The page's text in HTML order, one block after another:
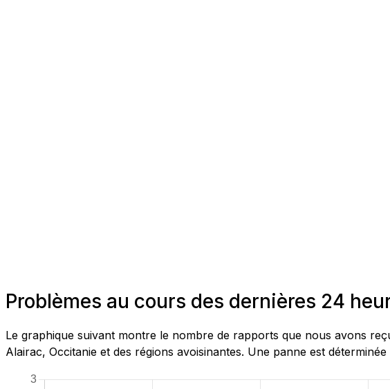
Problèmes au cours des dernières 24
Le graphique suivant montre le nombre de rapports que nous avons
Alairac, Occitanie et des régions avoisinantes. Une panne est